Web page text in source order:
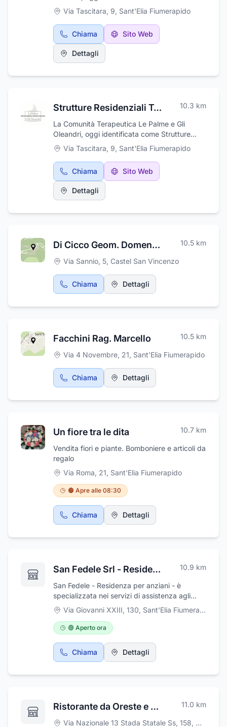
Residenziale Terapeutico-Riabilitativa(SRTR),
ha iniziato la sua attività nel 1998, autorizzata
dalla Regione Lazio nel cui territorio è
collocata. Svolge attività finalizzata al
recupero, alla riabilitazione ed al
reinserimento nel tessuto sociale di persone
di una palazzina situata in una vasta area
ospita 20 persone per piano, in camere
protetti, sale lettura e riunioni, cinema e
palestra completano gli spazi abitativi
comuni. Parte del terreno circostante è
struttura è integrata nel territorio del comune
di appartenenza che gli ospiti possono
raggiungere anche a piedi usufruendo dei
servizi cittadini, in modo da mantenere le
Via Tascitara, 9, Sant'Elia Fiumerapido
Chiama Sito Web
Dettagli
Strutture Residenziali Terapeutico-Riabilitative Le Palme e Gli Oleandri 10.3 km
La Comunità Terapeutica Le Palme e Gli
Oleandri, oggi identificata come Strutture
Residenziale Terapeutico-Riabilitativa(SRTR),
ha iniziato la sua attività nel 1998, autorizzata
dalla Regione Lazio nel cui territorio è
collocata. Svolge attività finalizzata al
recupero, alla riabilitazione ed al
reinserimento nel tessuto sociale di persone
di una palazzina situata in una vasta area
ospita 20 persone per piano, in camere
doppie o singole con servizi. Laboratori
protetti, sale lettura e riunioni, cinema e
palestra completano gli spazi abitativi
comuni. Parte del terreno circostante è
destinato alla floricoltura ed orticoltura. La
struttura è integrata nel territorio del comune
servizi cittadini, in modo da mantenere le
Via Tascitara, 9, Sant'Elia Fiumerapido
Chiama Sito Web
Dettagli
Di Cicco Geom. Domenico 10.5 km
Via Sannio, 5, Castel San Vincenzo
Chiama Dettagli
Facchini Rag. Marcello 10.5 km
Via 4 Novembre, 21, Sant'Elia Fiumerapido
Chiama Dettagli
Un fiore tra le dita 10.7 km
Vendita fiori e piante. Bomboniere e articoli da
regalo
Via Roma, 21, Sant'Elia Fiumerapido
🟠 Apre alle 08:30
Chiama Dettagli
San Fedele Srl - Residenza per Anziani 10.9 km
San Fedele - Residenza per anziani - è
specializzata nei servizi di assistenza agli
anziani autosufficienti e parzialmente
autosufficienti
Via Giovanni XXIII, 130, Sant'Elia Fiumerapido
🟢 Aperto ora
Chiama Dettagli
Ristorante da Oreste e Maria 11.0 km
Via Nazionale 13 Stada Statale Ss, 158, Colli a